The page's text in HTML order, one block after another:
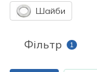
Шайби
Фільтр 1